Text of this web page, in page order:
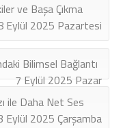
ve Başa Çıkma
Eylül 2025 Pazartesi
Bilimsel Bağlantı
7 Eylül 2025 Pazar
ile Daha Net Ses
Eylül 2025 Çarşamba